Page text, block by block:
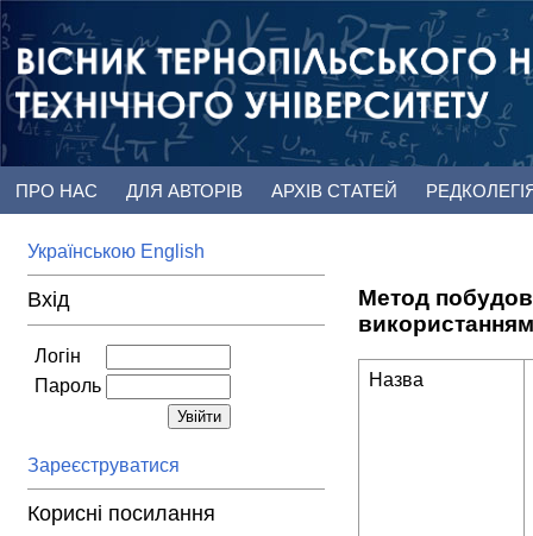
ПРО НАС ДЛЯ АВТОРІВ АРХІВ СТАТЕЙ
Українською English
Вхід
Логін
Пароль
Зареєструватися
Корисні посилання
Метод
використанням
Назва